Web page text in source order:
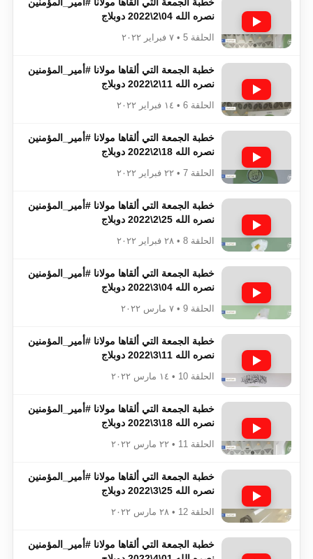
نصره الله 04\2\2022 دوبلاج
الحلقة 5 • ٧ فبراير ٢٠٢٢
خطبة الجمعة التي ألقاها مولانا #أمير_المؤمنين​​​​​​
نصره الله 11\2\2022 دوبلاج
الحلقة 6 • ١٤ فبراير ٢٠٢٢
خطبة الجمعة التي ألقاها مولانا #أمير_المؤمنين​​​​​​
نصره الله 18\2\2022 دوبلاج
الحلقة 7 • ٢٢ فبراير ٢٠٢٢
خطبة الجمعة التي ألقاها مولانا #أمير_المؤمنين​​​​​​
نصره الله 25\2\2022 دوبلاج
الحلقة 8 • ٢٨ فبراير ٢٠٢٢
خطبة الجمعة التي ألقاها مولانا #أمير_المؤمنين​​​​​​
نصره الله 04\3\2022 دوبلاج
الحلقة 9 • ٧ مارس ٢٠٢٢
خطبة الجمعة التي ألقاها مولانا #أمير_المؤمنين​​​​​​
نصره الله 11\3\2022 دوبلاج
الحلقة 10 • ١٤ مارس ٢٠٢٢
خطبة الجمعة التي ألقاها مولانا #أمير_المؤمنين​​​​​​
نصره الله 18\3\2022 دوبلاج
الحلقة 11 • ٢٢ مارس ٢٠٢٢
خطبة الجمعة التي ألقاها مولانا #أمير_المؤمنين​​​​​​
نصره الله 25\3\2022 دوبلاج
الحلقة 12 • ٢٨ مارس ٢٠٢٢
خطبة الجمعة التي ألقاها مولانا #أمير_المؤمنين​​​​​​